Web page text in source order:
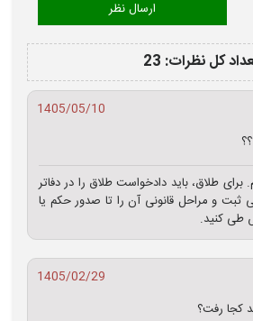
کل نظرات: 23
1405/05/10
برای طلاق، باید دادخواست طلاق را در دفاتر
ثبت و مراحل قانونی آن را تا صدور حکم یا
طی کنید.
1405/02/29
کجا رفت؟